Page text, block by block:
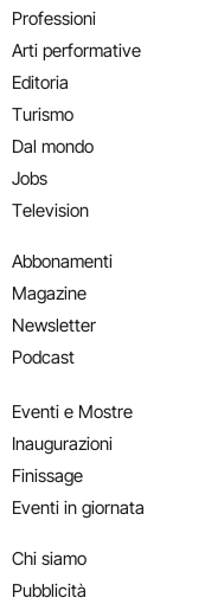
Professioni
Arti performative
Editoria
Turismo
Dal mondo
Jobs
Television
Abbonamenti
Magazine
Newsletter
Podcast
Eventi e Mostre
Inaugurazioni
Finissage
Eventi in giornata
Chi siamo
Pubblicità